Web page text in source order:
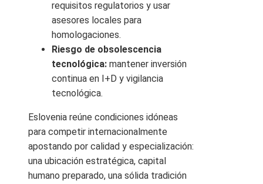
requisitos regulatorios y usar
asesores locales para
homologaciones.
Riesgo de obsolescencia
tecnológica: mantener inversión
continua en I+D y vigilancia
tecnológica.
Eslovenia reúne condiciones idóneas
para competir internacionalmente
apostando por calidad y especialización:
una ubicación estratégica, capital
humano preparado, una sólida tradición